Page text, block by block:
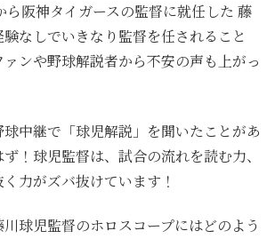
ら阪神タイガースの監督に就任した 藤
なしでいきなり監督を任されること
ンや野球解説者から不安の声も上がっ
中継で「球児解説」を聞いたことがあ
！球児監督は、試合の流れを読む力、
力がズバ抜けています！
球児監督のホロスコープにはどのよう